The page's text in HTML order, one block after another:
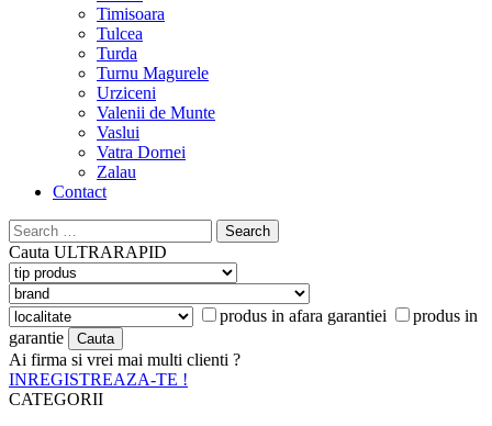
Timisoara
Tulcea
Turda
Turnu Magurele
Urziceni
Valenii de Munte
Vaslui
Vatra Dornei
Zalau
Contact
Search
for:
Cauta ULTRARAPID
produs in afara garantiei
produs in
garantie
Ai firma si vrei mai multi clienti ?
INREGISTREAZA-TE !
CATEGORII